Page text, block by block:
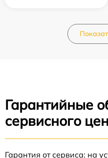
Гарантийные
сервисного
Гарантия от сервиса: на